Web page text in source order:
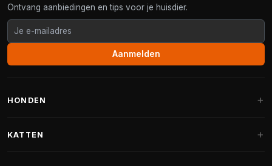
Ontvang aanbiedingen en tips voor je huisdier.
Aanmelden
HONDEN
KATTEN